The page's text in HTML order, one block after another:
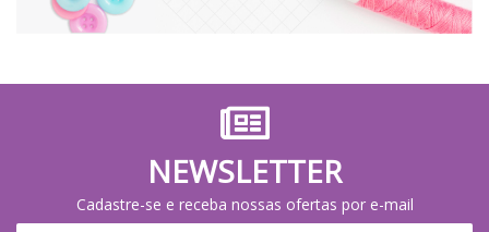
NEWSLETTER
Cadastre-se e receba nossas ofertas por e-mail